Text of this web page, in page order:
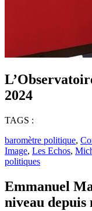
2024
TAGS :
baromètre politique,
Image, Les Echos,
politiques
Emmanuel
niveau depuis